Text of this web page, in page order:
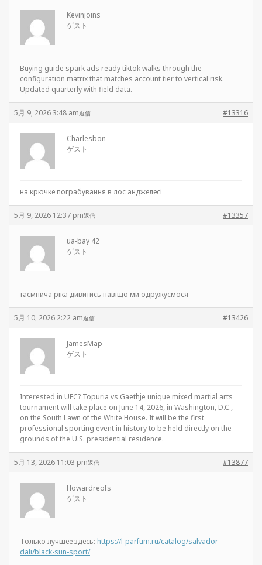
Kevinjoins
ゲスト
Buying guide spark ads ready tiktok walks through the
configuration matrix that matches account tier to vertical risk.
Updated quarterly with field data.
5月 9, 2026 3:48 am #13316
返信
Charlesbon
ゲスト
на крючке пограбування в лос анджелесі
5月 9, 2026 12:37 pm #13357
返信
ua-bay 42
ゲスト
таємнича ріка дивитись навіщо ми одружуємося
5月 10, 2026 2:22 am #13426
返信
JamesMap
ゲスト
Interested in UFC? Topuria vs Gaethje unique mixed martial arts
tournament will take place on June 14, 2026, in Washington, D.C.,
on the South Lawn of the White House. It will be the first
professional sporting event in history to be held directly on the
grounds of the U.S. presidential residence.
5月 13, 2026 11:03 pm #13877
返信
Howardreofs
ゲスト
Только лучшее здесь: https://l-parfum.ru/catalog/salvador-
dali/black-sun-sport/